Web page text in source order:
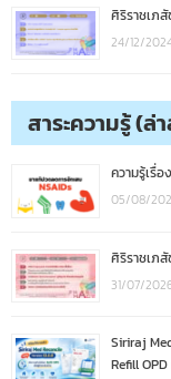
ศิริราชเภ
24/12/
สาระความรู้ (ล่
ความรู้เรื่อ
05/08/
ศิริราชเภ
31/07/
Siriraj
Refill